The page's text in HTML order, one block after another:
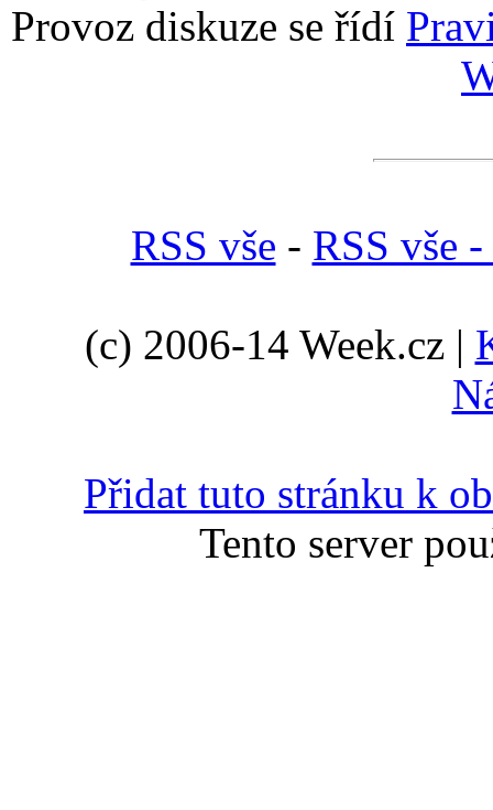
Provoz diskuze se řídí
RSS vše - RSS vše -
(c) 2006-14 Week.cz |
Přidat tuto stránku k
Tento server